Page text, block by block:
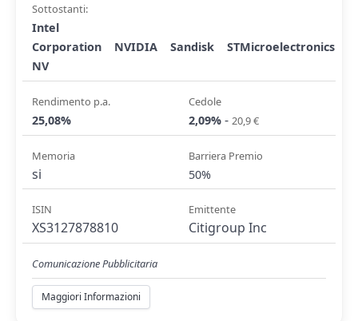
Sottostanti:
Intel
Corporation
NVIDIA Sandisk
STMicroelectronics
NV
Rendimento p.a.
25,08%
Cedole
2,09% - 20,9 €
Memoria
si
Barriera Premio
50%
ISIN
XS3127878810
Emittente
Citigroup Inc
Comunicazione Pubblicitaria
Maggiori Informazioni